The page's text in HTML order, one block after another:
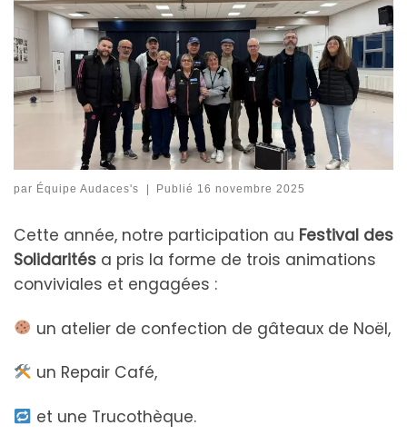
par Équipe Audaces's | Publié 16 novembre 2025
Cette année, notre participation au Festival des
Solidarités a pris la forme de trois animations
conviviales et engagées :
un atelier de confection de gâteaux de Noël,
un Repair Café,
et une Trucothèque.